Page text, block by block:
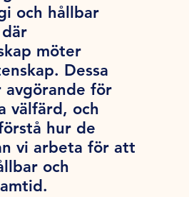
och hållbar
möter
Dessa
avgörande för
välfärd, och
hur de
vi arbeta för att
och